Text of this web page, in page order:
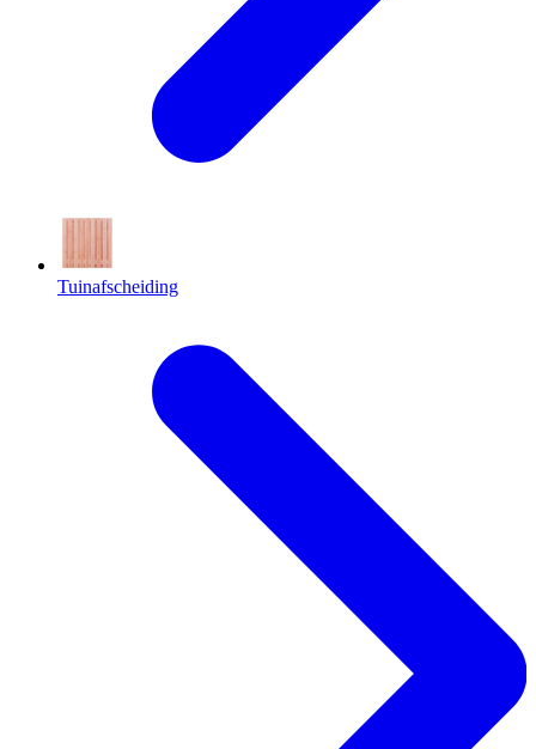
Tuinafscheiding